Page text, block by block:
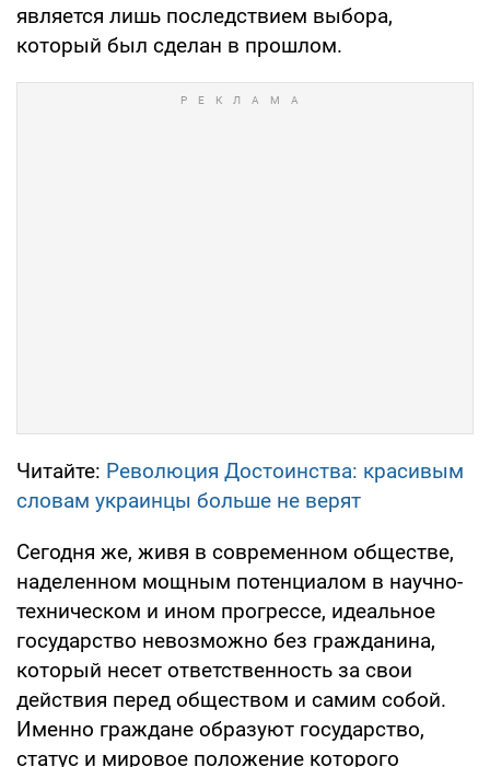
является лишь последствием выбора,
который был сделан в прошлом.
Читайте: Революция Достоинства: красивым
словам украинцы больше не верят
Сегодня же, живя в современном обществе,
наделенном мощным потенциалом в научно-
техническом и ином прогрессе, идеальное
государство невозможно без гражданина,
который несет ответственность за свои
действия перед обществом и самим собой.
Именно граждане образуют государство,
статус и мировое положение которого